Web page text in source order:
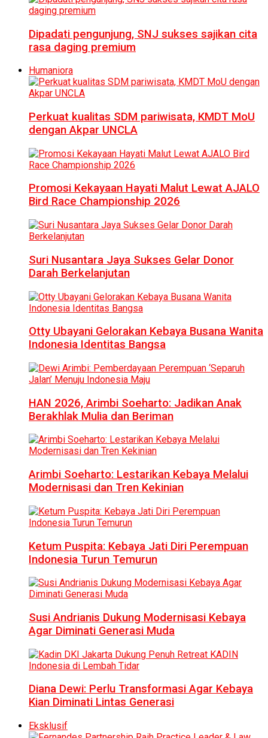
Dipadati pengunjung, SNJ sukses sajikan cita
rasa daging premium
Humaniora
Perkuat kualitas SDM pariwisata, KMDT MoU
dengan Akpar UNCLA
Promosi Kekayaan Hayati Malut Lewat AJALO
Bird Race Championship 2026
Suri Nusantara Jaya Sukses Gelar Donor
Darah Berkelanjutan
Otty Ubayani Gelorakan Kebaya Busana Wanita
Indonesia Identitas Bangsa
HAN 2026, Arimbi Soeharto: Jadikan Anak
Berakhlak Mulia dan Beriman
Arimbi Soeharto: Lestarikan Kebaya Melalui
Modernisasi dan Tren Kekinian
Ketum Puspita: Kebaya Jati Diri Perempuan
Indonesia Turun Temurun
Susi Andrianis Dukung Modernisasi Kebaya
Agar Diminati Generasi Muda
Diana Dewi: Perlu Transformasi Agar Kebaya
Kian Diminati Lintas Generasi
Eksklusif